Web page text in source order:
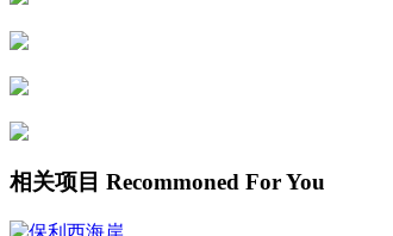
相关项目 Recommoned For You